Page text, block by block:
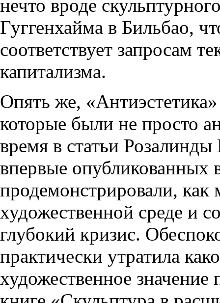
нечто вроде
Гуггенхайма в Бильбао,
соответствует запросам
капитализма.
Опять же,
которые были не просто
время в статьи
впервые опубликованных
продемонстрировали, как
художественной среде и
глубокий кризис.
практически утратила
художественное